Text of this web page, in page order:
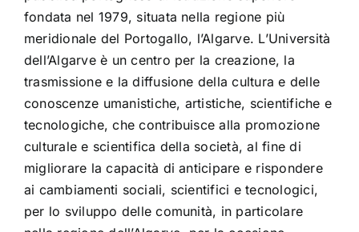
fondata nel 1979, situata nella regione più
meridionale del Portogallo, l’Algarve. L’Università
dell’Algarve è un centro per la creazione, la
trasmissione e la diffusione della cultura e delle
conoscenze umanistiche, artistiche, scientifiche e
tecnologiche, che contribuisce alla promozione
culturale e scientifica della società, al fine di
migliorare la capacità di anticipare e rispondere
ai cambiamenti sociali, scientifici e tecnologici,
per lo sviluppo delle comunità, in particolare